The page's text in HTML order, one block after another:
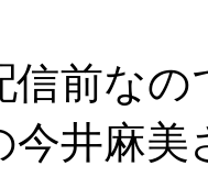
信前な
今井麻